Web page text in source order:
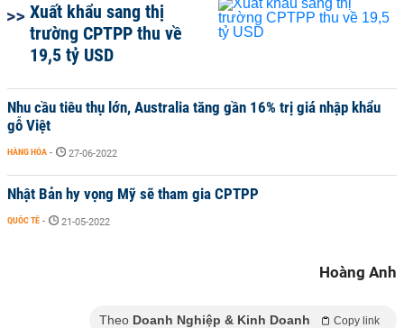
Xuất khẩu sang thị
trường CPTPP thu về
19,5 tỷ USD
Nhu cầu tiêu thụ lớn, Australia tăng gần 16% trị giá nhập khẩu
gỗ Việt
HÀNG HÓA - 27-06-2022
Nhật Bản hy vọng Mỹ sẽ tham gia CPTPP
QUỐC TẾ - 21-05-2022
Hoàng Anh
Theo Doanh Nghiệp & Kinh Doanh Copy link